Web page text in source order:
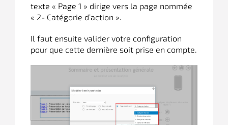
texte « Page 1 » dirige vers la page nommée
« 2- Catégorie d’action ».
Il faut ensuite valider votre configuration
pour que cette dernière soit prise en compte.